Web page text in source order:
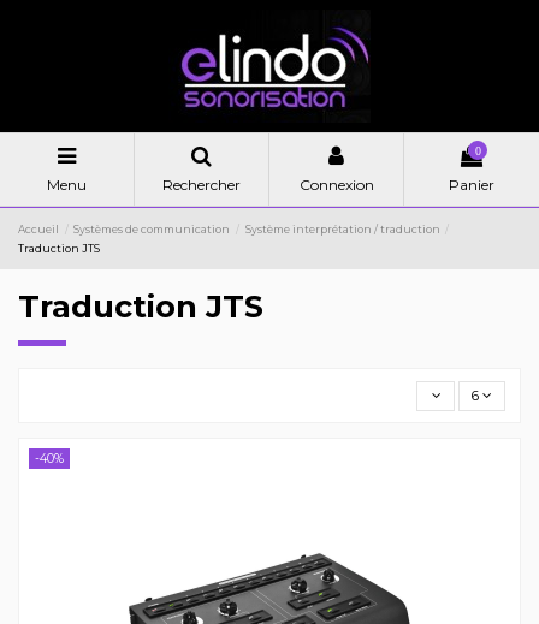
Menu Rechercher Connexion
0
Panier
Accueil Systèmes de communication
Système interprétation / traduction
Traduction JTS
Traduction JTS
6
-40%